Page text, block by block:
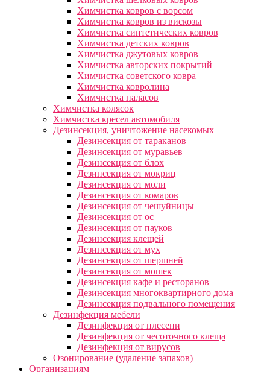
Химчистка ковров с ворсом
Химчистка ковров из вискозы
Химчистка синтетических ковров
Химчистка детских ковров
Химчистка джутовых ковров
Химчистка авторских покрытий
Химчистка советского ковра
Химчистка ковролина
Химчистка паласов
Химчистка колясок
Химчистка кресел автомобиля
Дезинсекция, уничтожение насекомых
Дезинсекция от тараканов
Дезинсекция от муравьев
Дезинсекция от блох
Дезинсекция от мокриц
Дезинсекция от моли
Дезинсекция от комаров
Дезинсекция от чешуйницы
Дезинсекция от ос
Дезинсекция от пауков
Дезинсекция клещей
Дезинсекция от мух
Дезинсекция от шершней
Дезинсекция от мошек
Дезинсекция кафе и ресторанов
Дезинсекция многоквартирного дома
Дезинсекция подвального помещения
Дезинфекция мебели
Дезинфекция от плесени
Дезинфекция от чесоточного клеща
Дезинфекция от вирусов
Озонирование (удаление запахов)
Организациям